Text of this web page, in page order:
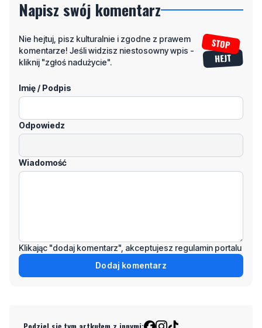
komentarze! Jeśli widzisz niestosowny wpis -
kliknij "zgłoś nadużycie".
Imię / Podpis
Odpowiedz
Wiadomość